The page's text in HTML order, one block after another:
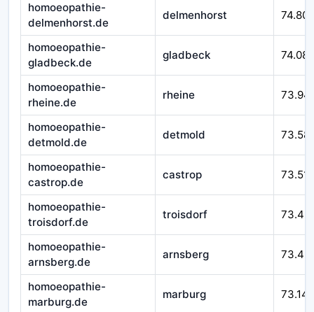
homoeopathie-
delmenhorst.de
delmenhorst
homoeopathie-
gladbeck.de
gladbeck 74.086
homoeopathie-
rheine.de
rheine
homoeopathie-
detmold.de
detmold
homoeopathie-
castrop.de
castrop 73.518
homoeopathie-
troisdorf.de
troisdorf
homoeopathie-
arnsberg.de
arnsberg
homoeopathie-
marburg.de
marburg 73.147